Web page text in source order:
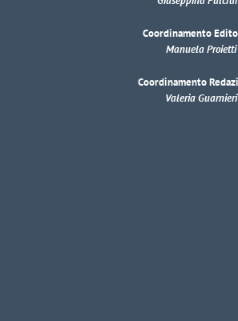
Coordinamento
Manuela Proietti
Coordinamento
Valeria Guarnieri